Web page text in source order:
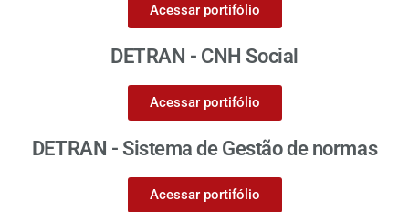
Acessar portifólio
DETRAN - CNH Social
Acessar portifólio
DETRAN - Sistema de Gestão de normas
Acessar portifólio